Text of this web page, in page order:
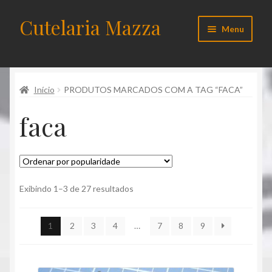
Pular
para
Pular
para
conteúdo
Cutelaria Mazza Menu
Acessórios
Carrinho de compras
Checkout
Cliente
Contato
Início PRODUTOS MARCADOS COM A TAG “FACA”
faca
Exibindo 1–3 de 27 resultados
1
2 3 4 … 7 8 9